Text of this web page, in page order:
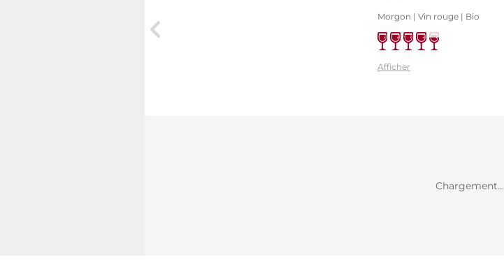
Morgon | Vin rouge| Bio
Afficher
Chargement...